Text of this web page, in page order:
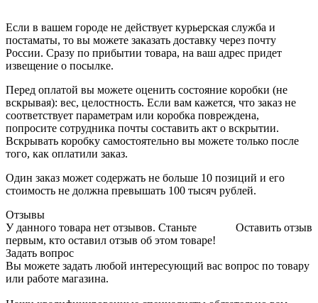
Если в вашем городе не действует курьерская служба и
постаматы, то вы можете заказать доставку через почту
России. Сразу по прибытии товара, на ваш адрес придет
извещение о посылке.
Перед оплатой вы можете оценить состояние коробки (не
вскрывая): вес, целостность. Если вам кажется, что заказ не
соответствует параметрам или коробка повреждена,
попросите сотрудника почты составить акт о вскрытии.
Вскрывать коробку самостоятельно вы можете только после
того, как оплатили заказ.
Один заказ может содержать не больше 10 позиций и его
стоимость не должна превышать 100 тысяч рублей.
Отзывы
Оставить отзыв
У данного товара нет отзывов. Станьте
первым, кто оставил отзыв об этом товаре!
Задать вопрос
Вы можете задать любой интересующий вас вопрос по товару
или работе магазина.